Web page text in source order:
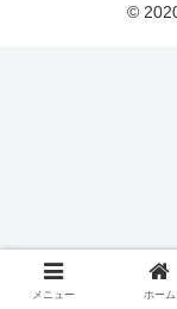
©
メニュー ホーム